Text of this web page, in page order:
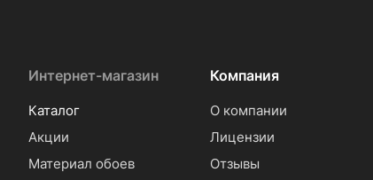
Интернет-магазин
Каталог
Акции
Материал обоев
Компания
О компании
Лицензии
Отзывы